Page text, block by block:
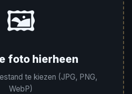
🖼️
foto hierheen
te kiezen (JPG, PNG,
WebP)